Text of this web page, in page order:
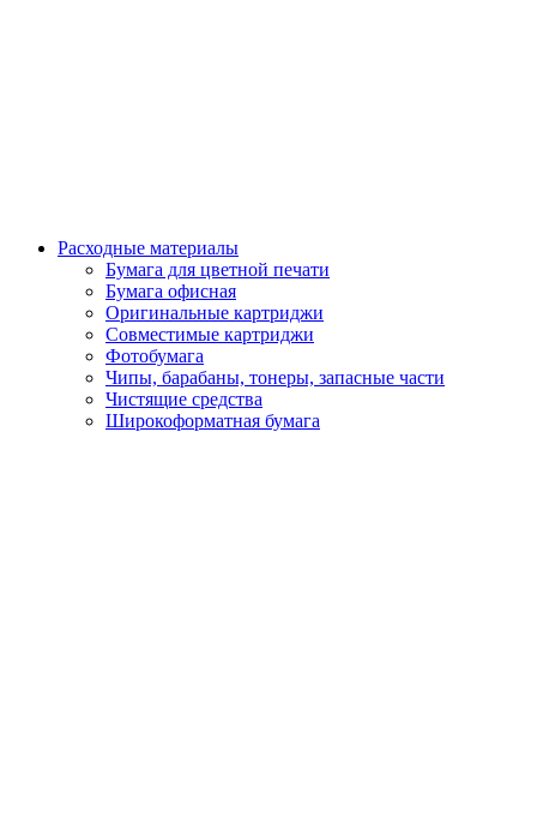
Расходные материалы
Бумага для цветной печати
Бумага офисная
Оригинальные картриджи
Совместимые картриджи
Фотобумага
Чипы, барабаны, тонеры, запасные части
Чистящие средства
Широкоформатная бумага